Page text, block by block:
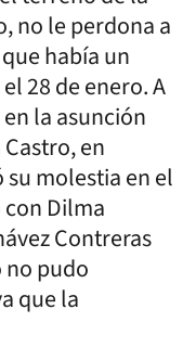
no le perdona a
había un
28 de enero. A
la asunción
en
molestia en el
Dilma
Contreras
no pudo
que la